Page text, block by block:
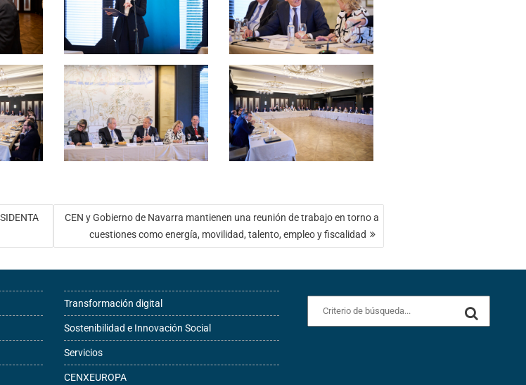
CEN y Gobierno de Navarra mantienen una reunión de trabajo en torno a
cuestiones como energía, movilidad, talento, empleo y fiscalidad
Transformación digital
Sostenibilidad e Innovación Social
Servicios
CENXEUROPA